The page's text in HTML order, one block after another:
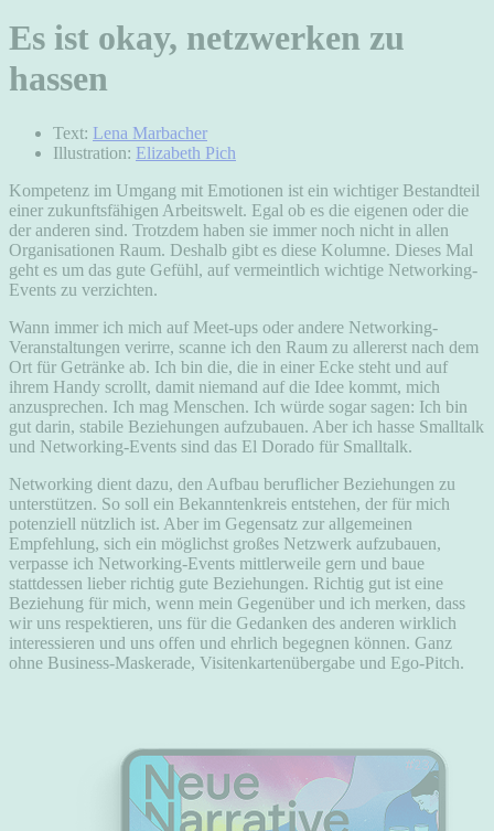
Es ist okay, netzwerken zu
hassen
Text: Lena Marbacher
Illustration: Elizabeth Pich
Kompetenz im Umgang mit Emotionen ist ein wichtiger Bestandteil
einer zukunftsfähigen Arbeitswelt. Egal ob es die eigenen oder die
der anderen sind. Trotzdem haben sie immer noch nicht in allen
Organisationen Raum. Deshalb gibt es diese Kolumne. Dieses Mal
geht es um das gute Gefühl, auf vermeintlich wichtige Networking-
Events zu verzichten.
Wann immer ich mich auf Meet-ups oder andere Networking-
Veranstaltungen verirre, scanne ich den Raum zu allererst nach dem
Ort für Getränke ab. Ich bin die, die in einer Ecke steht und auf
ihrem Handy scrollt, damit niemand auf die Idee kommt, mich
anzusprechen. Ich mag Menschen. Ich würde sogar sagen: Ich bin
gut darin, stabile Beziehungen aufzubauen. Aber ich hasse Smalltalk
und Networking-Events sind das El Dorado für Smalltalk.
Networking dient dazu, den Aufbau beruflicher Beziehungen zu
unterstützen. So soll ein Bekanntenkreis entstehen, der für mich
potenziell nützlich ist. Aber im Gegensatz zur allgemeinen
Empfehlung, sich ein möglichst großes Netzwerk aufzubauen,
verpasse ich Networking-Events mittlerweile gern und baue
stattdessen lieber richtig gute Beziehungen. Richtig gut ist eine
Beziehung für mich, wenn mein Gegenüber und ich merken, dass
wir uns respektieren, uns für die Gedanken des anderen wirklich
interessieren und uns offen und ehrlich begegnen können. Ganz
ohne Business-Maskerade, Visitenkartenübergabe und Ego-Pitch.